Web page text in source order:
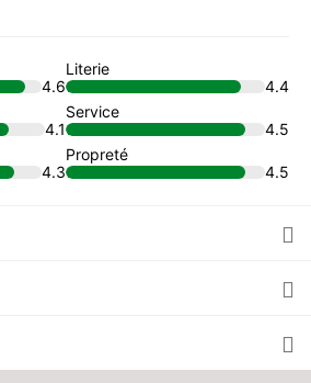
4.6
4.1
4.3
Literie
4.4
Service
4.5
Propreté
4.5